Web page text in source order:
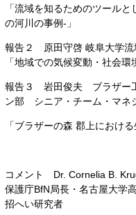
「流域を知るためのツール
の河川の事例‐」
報告２ 原田守啓 岐阜大学流
「地域での気候変動・社会
報告３ 岩田俊夫 ブラザー
ン部 シニア・チーム・マネ
「ブラザーの森 郡上におけ
コメント Dr. Cornelia B.
保護庁BfN局長・名古屋大学
招へい研究者